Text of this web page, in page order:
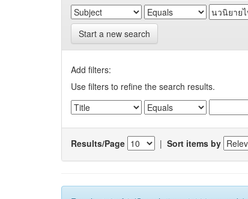
Start a new search
Add filters:
Use filters to refine the search results.
Results/Page | Sort items by